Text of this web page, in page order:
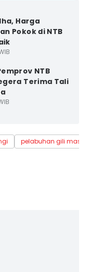
Harga
Pokok di NTB
NTB
Terima Tali
pelabuhan gili mas